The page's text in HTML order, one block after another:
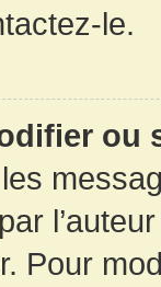
le.
ou
Pour